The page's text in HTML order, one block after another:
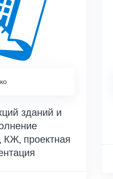
зданий и
проектная